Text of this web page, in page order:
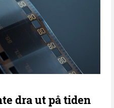
dra ut på tiden